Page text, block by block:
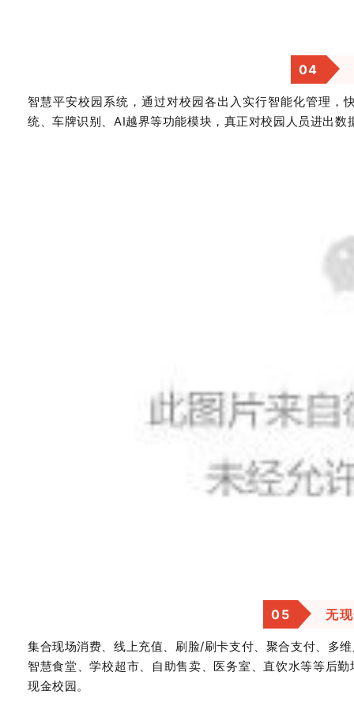
04
智慧平安校园系统，通过对校园各出入实行智能化管理
统、车牌识别、AI越界等功能模块，真正对校园人员进出
05 无
集合现场消费、线上充值、刷脸/刷卡支付、聚合支付、多
智慧食堂、学校超市、自助售卖、医务室、直饮水等等后
现金校园。